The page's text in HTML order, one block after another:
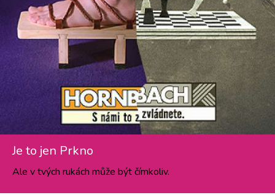
Je to jen Prkno
Ale v tvých rukách může být čímkoliv.